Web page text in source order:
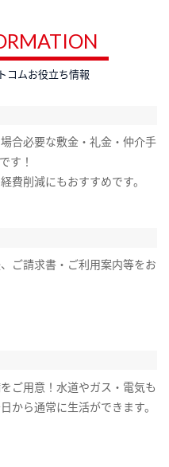
コムお役立ち情報
合必要な敷金・礼金・仲介手
す！
費削減にもおすすめです。
ご請求書・ご利用案内等をお
ご用意！水道やガス・電気も
から通常に生活ができます。